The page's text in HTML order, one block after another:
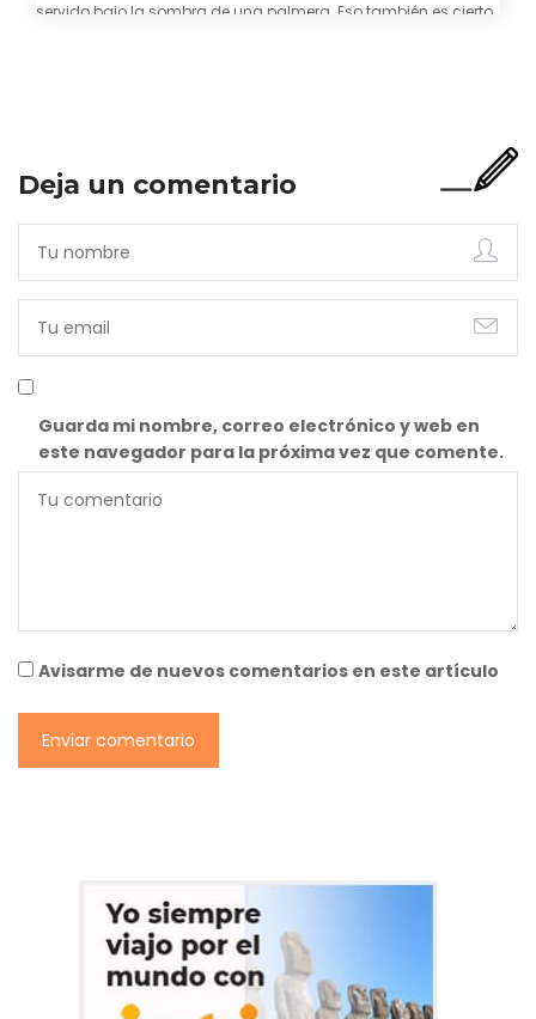
servido bajo la sombra de una palmera. Eso también es cierto.
Deja un comentario
Guarda mi nombre, correo electrónico y web en
este navegador para la próxima vez que comente.
Avisarme de nuevos comentarios en este artículo